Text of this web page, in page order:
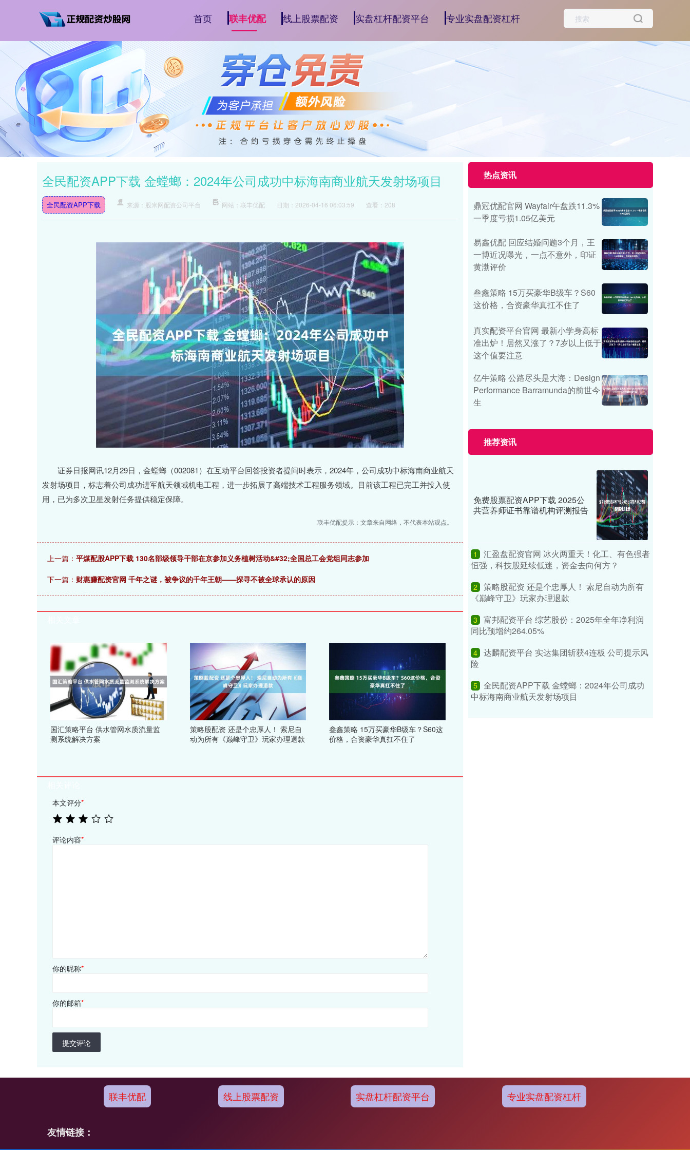
首页 联丰优配 线上股票配资 实盘杠杆配资平台 专业实盘配资杠杆
全民配资APP下载 金螳螂：2024年公司成功中标海南商业航天发射场项目
全民配资APP下载 来源：股米网配资公司平台 网站：联丰优配 日期：2026-04-16 06:03:59 查看：208
证券日报网讯12月29日，金螳螂（002081）在互动平台回答投资者提问时表示，2024年，公司成功中标海南商业航天
发射场项目，标志着公司成功进军航天领域机电工程，进一步拓展了高端技术工程服务领域。目前该工程已完工并投入使
用，已为多次卫星发射任务提供稳定保障。
联丰优配提示：文章来自网络，不代表本站观点。
上一篇： 平煤配股APP下载 130名部级领导干部在京参加义务植树活动&#32;全国总工会党组同志参加
下一篇： 财惠赚配资官网 千年之谜，被争议的千年王朝——探寻不被全球承认的原因
国汇策略平台 供水管网水质流量监
测系统解决方案
策略股配资 还是个忠厚人！ 索尼自
动为所有《巅峰守卫》玩家办理退款
叁鑫策略 15万买豪华B级车？S60这
价格，合资豪华真扛不住了
本文评分*
评论内容*
你的昵称*
你的邮箱*
提交评论
热点资讯
鼎冠优配官网 Wayfair午盘跌11.3%
一季度亏损1.05亿美元
易鑫优配 回应结婚问题3个月，王
一博近况曝光，一点不意外，印证
黄渤评价
叁鑫策略 15万买豪华B级车？S60
这价格，合资豪华真扛不住了
真实配资平台官网 最新小学身高标
准出炉！居然又涨了？7岁以上低于
这个值要注意
亿牛策略 公路尽头是大海：Design
Performance Barramunda的前世今
生
推荐资讯
免费股票配资APP下载 2025公
共营养师证书靠谱机构评测报告
1
汇盈盘配资官网 冰火两重天！化工、有色强者
恒强，科技股延续低迷，资金去向何方？
2
策略股配资 还是个忠厚人！ 索尼自动为所有
《巅峰守卫》玩家办理退款
3
富邦配资平台 综艺股份：2025年全年净利润
同比预增约264.05%
4 达麟配资平台 实达集团斩获4连板 公司提示风
险
5 全民配资APP下载 金螳螂：2024年公司成功
中标海南商业航天发射场项目
联丰优配 线上股票配资 实盘杠杆配资平台 专业实盘配资杠杆
友情链接：